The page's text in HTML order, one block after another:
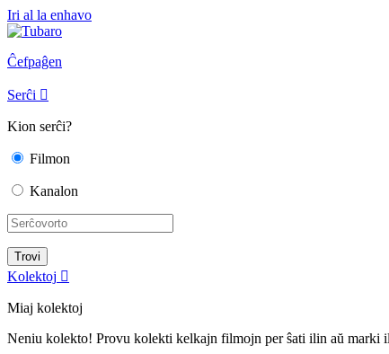
Iri al la enhavo
Ĉefpaĝen
Serĉi 
Kion serĉi?
Filmon
Kanalon
Kolektoj 
Miaj kolektoj
Neniu kolekto! Provu kolekti kelkajn filmojn per ŝati ilin aŭ marki